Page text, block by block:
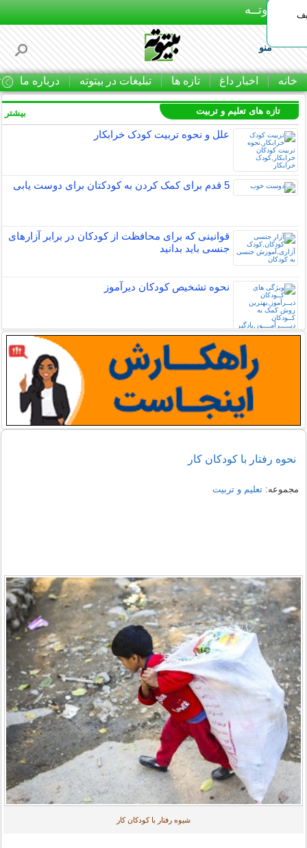
بـیتوتــه
منو
خانه اخبار داغ تازه ها تبلیغات در بیتوته درباره ما
تازه های تعلیم و تربیت
علل و نحوه تربیت کودک خرابکار
5 قدم برای کمک کردن به کودکتان برای دوست یابی
قوانینی که برای محافظت از کودکان در برابر آزارهای
جنسی باید بدانید
نحوه تشخیص کودکان دیرآموز
بیشتر
نحوه رفتار با کودکان کار
مجموعه:تعلیم و تربیت
شیوه رفتار با کودکان کار